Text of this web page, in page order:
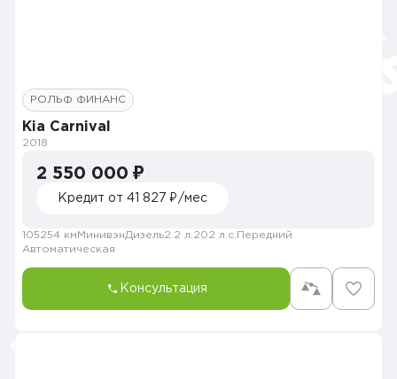
РОЛЬФ ФИНАНС
Kia Carnival
2018
2 550 000 ₽
Кредит от 41 827 ₽/мес
105254 км МинивэнДизель2.2 л. 202 л.с. Передний
Автоматическая
Консультация